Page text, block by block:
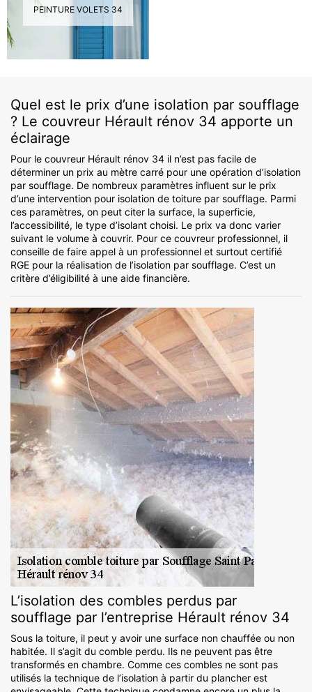
PEINTURE VOLETS 34
Quel est le prix d’une isolation par soufflage
? Le couvreur Hérault rénov 34 apporte un
éclairage
Pour le couvreur Hérault rénov 34 il n’est pas facile de
déterminer un prix au mètre carré pour une opération d’isolation
par soufflage. De nombreux paramètres influent sur le prix
d’une intervention pour isolation de toiture par soufflage. Parmi
ces paramètres, on peut citer la surface, la superficie,
l’accessibilité, le type d’isolant choisi. Le prix va donc varier
suivant le volume à couvrir. Pour ce couvreur professionnel, il
conseille de faire appel à un professionnel et surtout certifié
RGE pour la réalisation de l’isolation par soufflage. C’est un
critère d’éligibilité à une aide financière.
L’isolation des combles perdus par
soufflage par l’entreprise Hérault rénov 34
Sous la toiture, il peut y avoir une surface non chauffée ou non
habitée. Il s’agit du comble perdu. Ils ne peuvent pas être
transformés en chambre. Comme ces combles ne sont pas
utilisés la technique de l’isolation à partir du plancher est